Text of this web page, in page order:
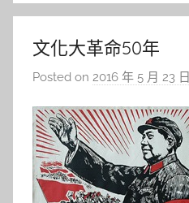
大
學
圖
書
館
文化大革命50年
Posted on 2016 年 5 月 23 日